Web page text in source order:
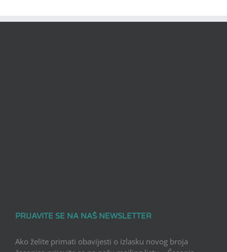
PRIJAVITE SE NA NAŠ NEWSLETTER
Ako želite primati obavijesti o izlasku novog broja